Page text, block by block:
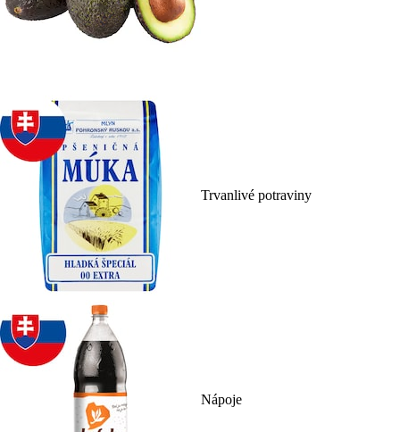
Trvanlivé potraviny
Nápoje